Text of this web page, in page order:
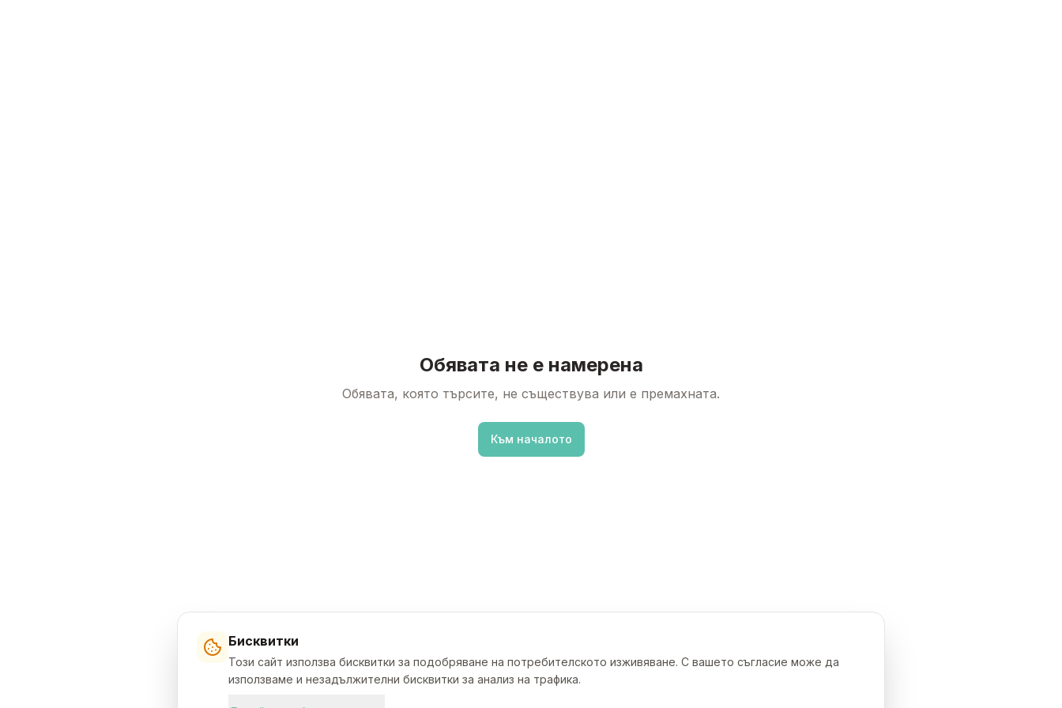
Обявата не е намерена
Обявата, която търсите, не съществува или е премахната.
Към началото
Бисквитки
Този сайт използва бисквитки за подобряване на потребителското изживяване. С вашето съгласие може да
използваме и незадължителни бисквитки за анализ на трафика.